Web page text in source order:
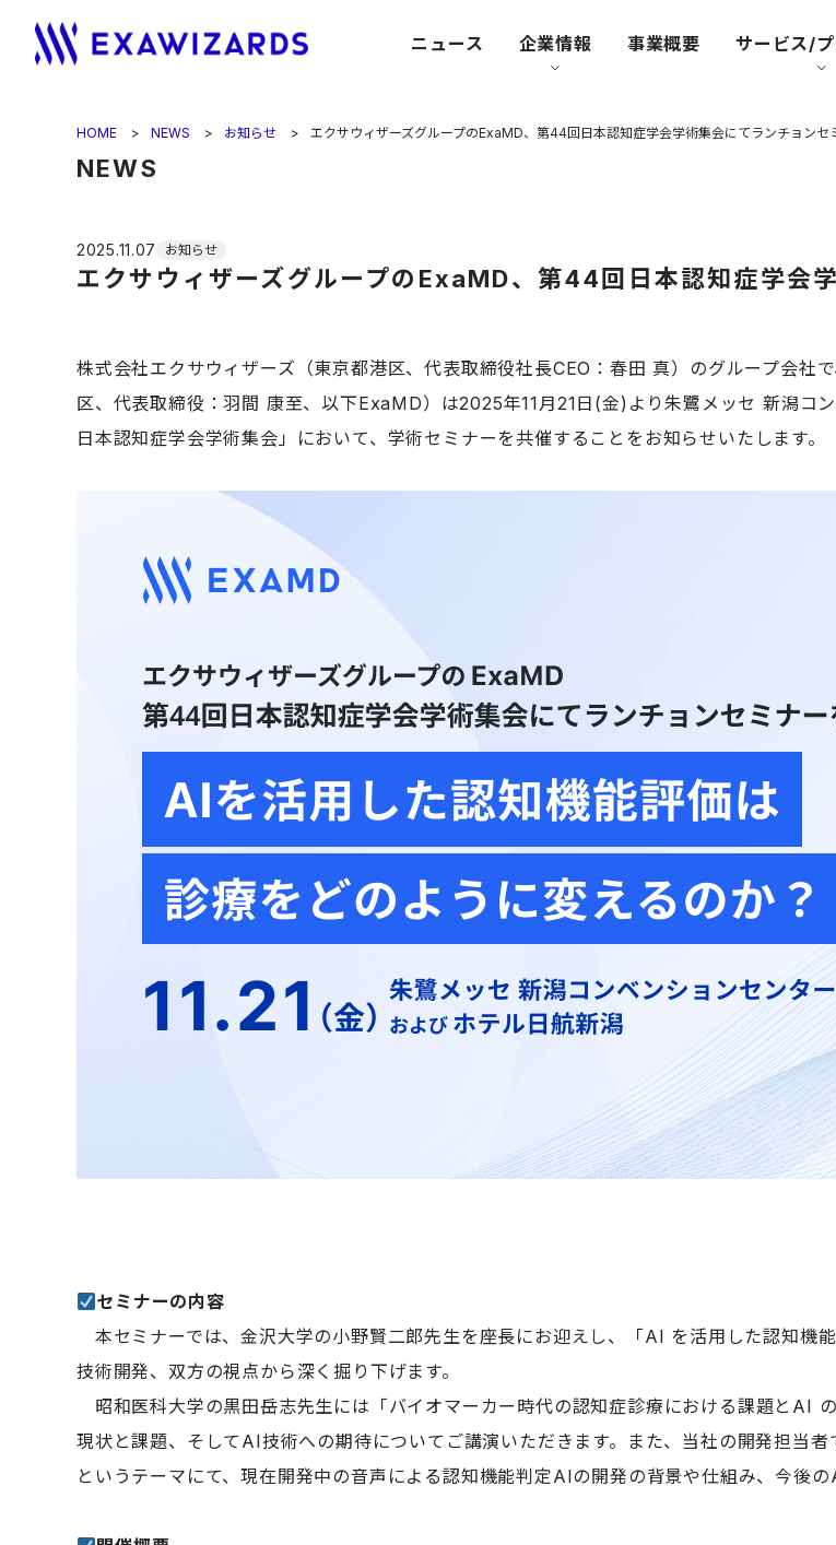
ニュース 企業情報 事業概要 サービス/
HOME NEWS お知らせ エクサウィザーズグループのExaMD、第44回日本認知症学会学術集会にてランチョンセ
NEWS
2025.11.07 お知らせ
エクサウィザーズグループのExaMD、第44回日本認知症学会
株式会社エクサウィザーズ（東京都港区、代表取締役社長CEO：春田 真）のグループ会
区、代表取締役：羽間 康至、以下ExaMD）は2025年11月21日(金)より朱鷺メッセ 新潟コ
日本認知症学会学術集会」において、学術セミナーを共催することをお知らせいたします。
セミナーの内容
本セミナーでは、金沢大学の小野賢二郎先生を座長にお迎えし、「AI を活用した認知機
技術開発、双方の視点から深く掘り下げます。
昭和医科大学の黒田岳志先生には「バイオマーカー時代の認知症診療における課題とAI
現状と課題、そしてAI技術への期待についてご講演いただきます。また、当社の開発担当
というテーマにて、現在開発中の音声による認知機能判定AIの開発の背景や仕組み、今後